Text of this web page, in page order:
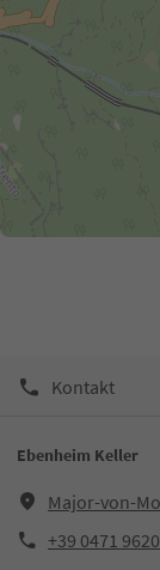
Kontakt
Ebenheim Keller
Major-von-
+39 0471